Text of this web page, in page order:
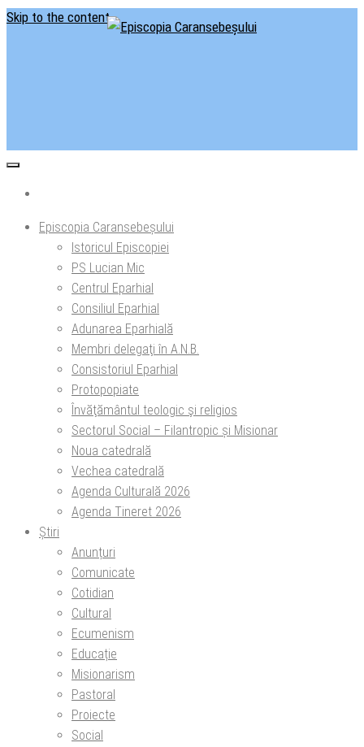
Skip to the content
Episcopia Caransebeșului
Istoricul Episcopiei
PS Lucian Mic
Centrul Eparhial
Consiliul Eparhial
Adunarea Eparhială
Membri delegaţi în A.N.B.
Consistoriul Eparhial
Protopopiate
Învăţământul teologic şi religios
Sectorul Social – Filantropic și Misionar
Noua catedrală
Vechea catedrală
Agenda Culturală 2026
Agenda Tineret 2026
Știri
Anunțuri
Comunicate
Cotidian
Cultural
Ecumenism
Educație
Misionarism
Pastoral
Proiecte
Social